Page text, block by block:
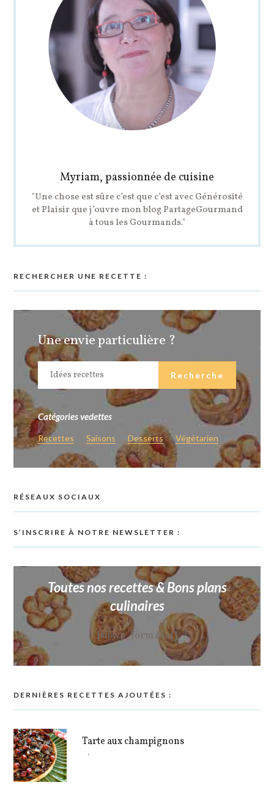
Myriam, passionnée de cuisine
"Une chose est sûre c’est que c’est avec Générosité
et Plaisir que j’ouvre mon blog PartageGourmand
à tous les Gourmands."
RECHERCHER UNE RECETTE :
Une envie particulière ?
Catégories vedettes
Recettes Saisons Desserts Végétarien
RÉSEAUX SOCIAUX
S’INSCRIRE À NOTRE NEWSLETTER :
Toutes nos recettes & Bons plans
culinaires
[sibwp_form id=1]
DERNIÈRES RECETTES AJOUTÉES :
Tarte aux champignons